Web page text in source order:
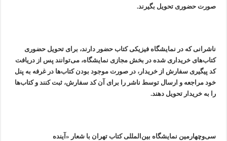
صورت حضوری تحویل بگیرند.
ناشرانی که در نمایشگاه فیزیکی کتاب حضور دارند، برای تحویل حضوری
کتاب‌های خریداری شده در بخش مجازی نمایشگاه، می‌توانند پس از دریافت
کد پیگیری سفارش از خریدار، در صورت موجود بودن کتاب‌ها در غرفه به پنل
خود مراجعه و ارسال توسط ناشر را برای آن کد سفارش، ثبت کنند و کتاب‌ها
را به خریدار تحویل دهند.
سی‌وچهارمین نمایشگاه بین‌المللی کتاب تهران با شعار «آینده